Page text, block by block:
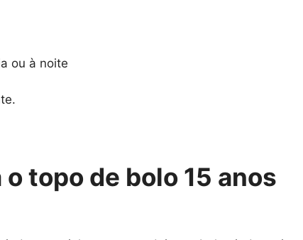
ou à noite
topo de bolo 15 anos